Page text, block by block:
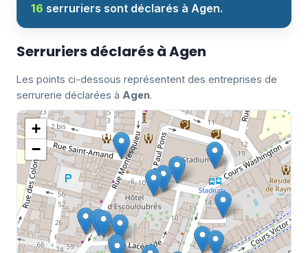
16 serruriers sont déclarés à Agen.
Serruriers déclarés à Agen
Les points ci-dessous représentent des entreprises de
serrurerie déclarées à Agen.
+
−